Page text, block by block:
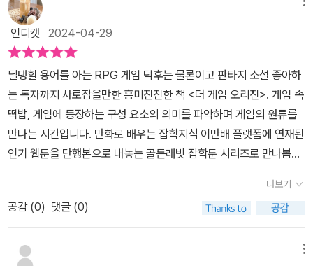
인디캣 2024-04-29
딜탱힐 용어를 아는 RPG 게임 덕후는 물론이고 판타지 소설 좋아하
는 독자까지 사로잡을만한 흥미진진한 책 <더 게임 오리진>. 게임 속
떡밥, 게임에 등장하는 구성 요소의 의미를 파악하며 게임의 원류를
만나는 시간입니다.​ 만화로 배우는 잡학지식 이만배 플랫폼에 연재된
인기 웹툰을 단행본으로 내놓는 골든래빗 잡학툰 시리즈로 만나봅니
강력한 공격력을 위해 선택하는 양손검. 사슬 갑옷을 사용할 때는 사
슬 갑옷을 베기 위해 사용된 익히 알고 있는 대검 형태였지만 이후 풀
플레이트(판금 갑옷) 시대에 이르러 틈새를 찌르는 용도로 바뀌며 우
리가 알고 있는 모양과는 다르게 바뀌었다고 합니다.​그러다 보니 양
더보기
공감 (0) 댓글 (0)